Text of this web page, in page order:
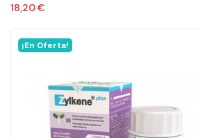
18,20 €
¡En Oferta!